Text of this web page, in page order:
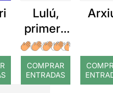
Lulú,
primera
nit
COMPRAR
ENTRADAS